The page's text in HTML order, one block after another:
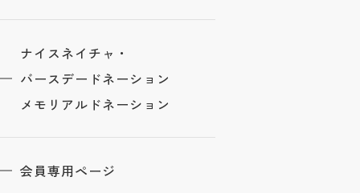
ナイスネイチャ・
バースデードネーション
メモリアルドネーション
会員専用ページ